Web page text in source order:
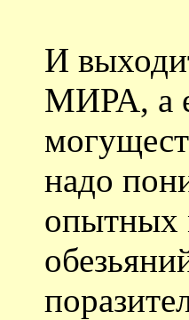
И
МИРА, а
надо
опытных